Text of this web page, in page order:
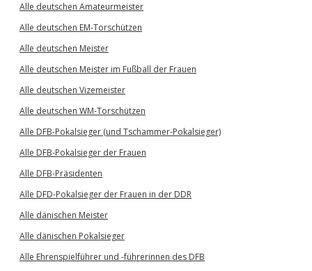
Alle deutschen Amateurmeister
Alle deutschen EM-Torschützen
Alle deutschen Meister
Alle deutschen Meister im Fußball der Frauen
Alle deutschen Vizemeister
Alle deutschen WM-Torschützen
Alle DFB-Pokalsieger (und Tschammer-Pokalsieger)
Alle DFB-Pokalsieger der Frauen
Alle DFB-Präsidenten
Alle DFD-Pokalsieger der Frauen in der DDR
Alle dänischen Meister
Alle dänischen Pokalsieger
Alle Ehrenspielführer und -führerinnen des DFB